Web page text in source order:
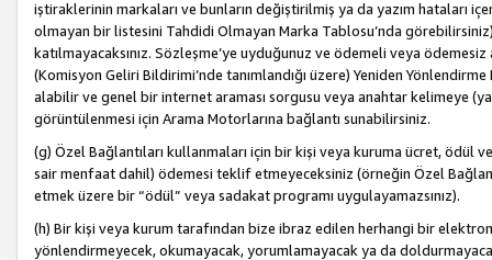
iştiraklerinin markaları ve bunların değiştirilmiş ya da yazım hataları
olmayan bir listesini Tahdidi Olmayan Marka Tablosu’nda
katılmayacaksınız. Sözleşme’ye uyduğunuz ve ödemeli veya
(Komisyon Geliri Bildirimi’nde tanımlandığı üzere) Yeniden
alabilir ve genel bir internet araması sorgusu veya anahtar kelimeye
görüntülenmesi için Arama Motorlarına bağlantı sunabilirsiniz.
(g) Özel Bağlantıları kullanmaları için bir kişi veya kuruma ücret, ödül
sair menfaat dahil) ödemesi teklif etmeyeceksiniz (örneğin Özel
etmek üzere bir “ödül” veya sadakat programı uygulayamazsınız).
(h) Bir kişi veya kurum tarafından bize ibraz edilen herhangi bir
yönlendirmeyecek, okumayacak, yorumlamayacak ya da